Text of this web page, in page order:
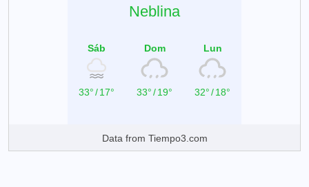
Neblina
Sáb
33°/17°
Dom
33°/19°
Lun
32°/18°
Data from Tiempo3.com